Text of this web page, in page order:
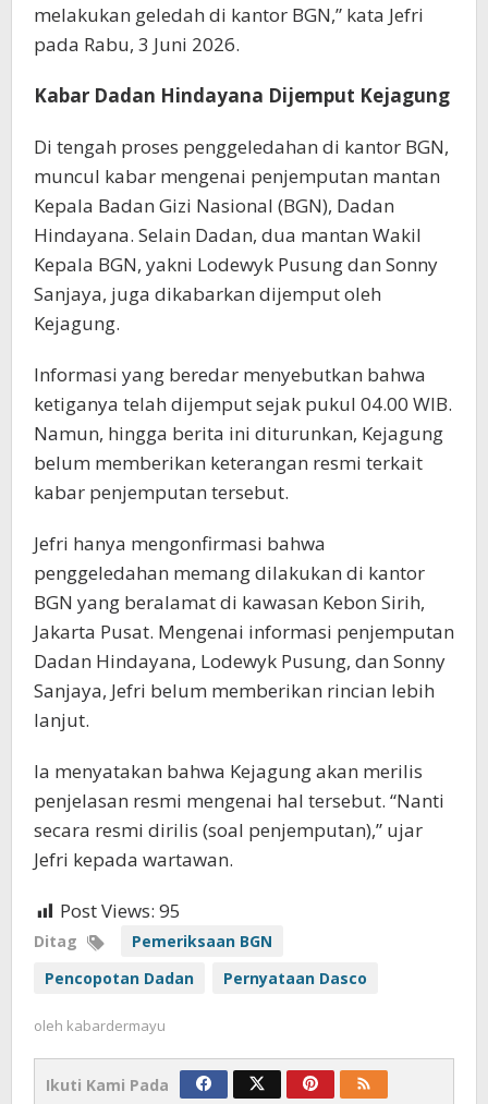
melakukan geledah di kantor BGN,” kata Jefri
pada Rabu, 3 Juni 2026.
Kabar Dadan Hindayana Dijemput Kejagung
Di tengah proses penggeledahan di kantor BGN,
muncul kabar mengenai penjemputan mantan
Kepala Badan Gizi Nasional (BGN), Dadan
Hindayana. Selain Dadan, dua mantan Wakil
Kepala BGN, yakni Lodewyk Pusung dan Sonny
Sanjaya, juga dikabarkan dijemput oleh
Kejagung.
Informasi yang beredar menyebutkan bahwa
ketiganya telah dijemput sejak pukul 04.00 WIB.
Namun, hingga berita ini diturunkan, Kejagung
belum memberikan keterangan resmi terkait
kabar penjemputan tersebut.
Jefri hanya mengonfirmasi bahwa
penggeledahan memang dilakukan di kantor
BGN yang beralamat di kawasan Kebon Sirih,
Jakarta Pusat. Mengenai informasi penjemputan
Dadan Hindayana, Lodewyk Pusung, dan Sonny
Sanjaya, Jefri belum memberikan rincian lebih
lanjut.
Ia menyatakan bahwa Kejagung akan merilis
penjelasan resmi mengenai hal tersebut. “Nanti
secara resmi dirilis (soal penjemputan),” ujar
Jefri kepada wartawan.
Post Views: 95
Ditag
Pemeriksaan BGN
Pencopotan Dadan
Pernyataan Dasco
oleh kabardermayu
Ikuti Kami Pada